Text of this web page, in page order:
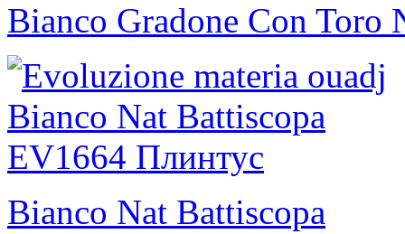
Bianco Gradone Con Toro
Bianco Nat Battiscopa